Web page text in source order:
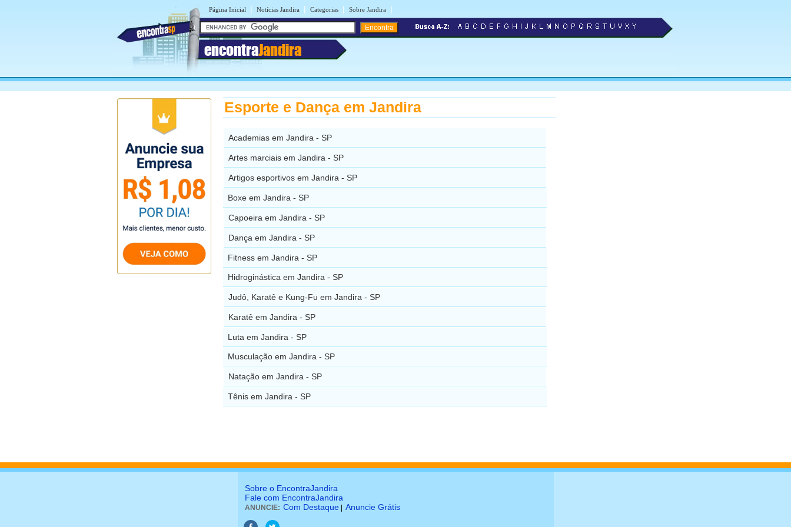
Página Inicial | Notícias Jandira | Categorias | Sobre Jandira |
encontraJandira
Esporte e Dança em Jandira
Academias em Jandira - SP
Artes marciais em Jandira - SP
Artigos esportivos em Jandira - SP
Boxe em Jandira - SP
Capoeira em Jandira - SP
Dança em Jandira - SP
Fitness em Jandira - SP
Hidroginástica em Jandira - SP
Judô, Karatê e Kung-Fu em Jandira - SP
Karatê em Jandira - SP
Luta em Jandira - SP
Musculação em Jandira - SP
Natação em Jandira - SP
Tênis em Jandira - SP
Sobre o EncontraJandira
Fale com EncontraJandira
ANUNCIE: Com Destaque Anuncie Grátis